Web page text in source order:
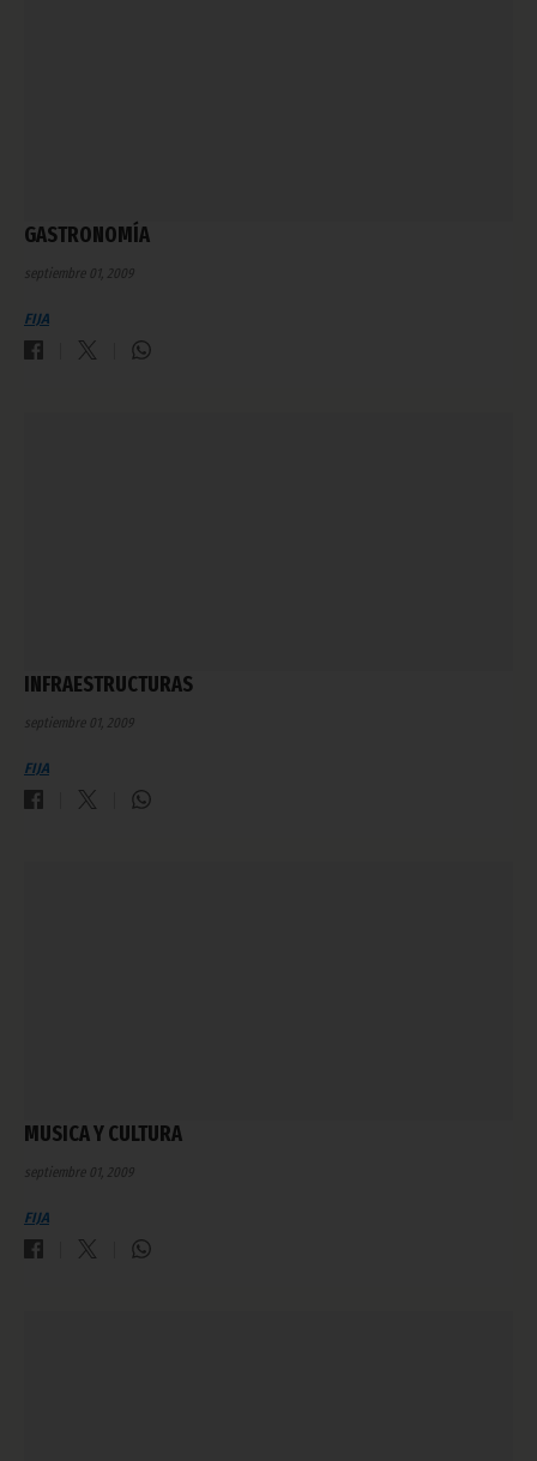
GASTRONOMÍA
septiembre 01, 2009
FIJA
INFRAESTRUCTURAS
septiembre 01, 2009
FIJA
MUSICA Y CULTURA
septiembre 01, 2009
FIJA